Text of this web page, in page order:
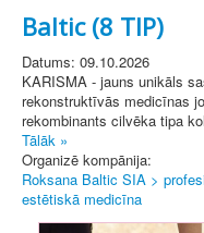
Baltic (8 TIP)
Datums: 09.10.2026
KARISMA - jauns unikāls
rekonstruktīvās medicīnas
rekombinants cilvēka tipa
Tālāk »
Organizē kompānija:
Roksana Baltic SIA >
estētiskā medicīna